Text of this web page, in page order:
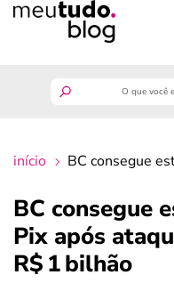
finanças
benefícios
início BC consegue
BC consegue
Pix após
R$ 1 bilhão